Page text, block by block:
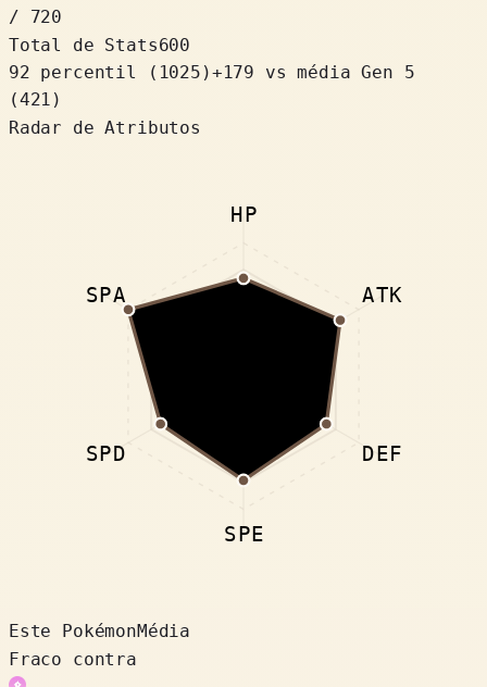
/ 720
Total de Stats600
92 percentil
( 1025 )+179
vs média Gen 5
(421)
Radar de Atributos
HP
ATK
DEF
SPE
SPD
SPA
Este PokémonMédia
Fraco contra